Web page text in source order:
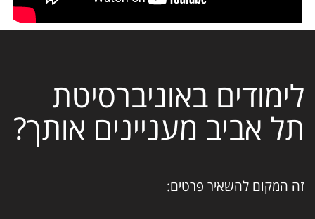
לימודים באוניברסיטת
תל אביב מעניינים אותך?
זה המקום להשאיר פרטים: